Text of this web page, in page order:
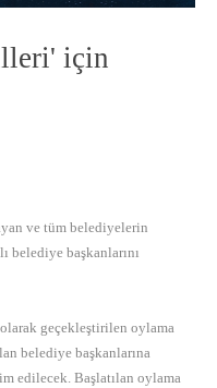
için
ve tüm belediyelerin
belediye başkanlarını
geçekleştirilen oylama
belediye başkanlarına
edilecek. Başlatılan oylama